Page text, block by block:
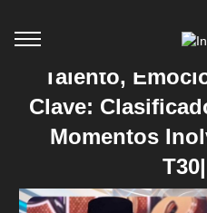
Talento,
Clave:
Momentos